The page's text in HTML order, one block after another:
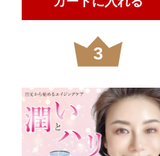
大好きなクリーム!
★★★★★
全然ベタつかず、し
もワンプッシュで足
3